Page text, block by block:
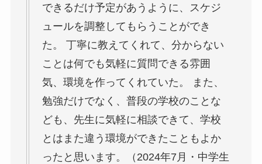
できるだけ予定があうように、スケジ
ュールを調整してもらうことができ
た。 丁寧に教えてくれて、分からない
ことは何でも気軽に質問できる雰囲
気、環境を作ってくれていた。 また、
勉強だけでなく、普段の学校のことな
ども、先生に気軽に相談できて、学校
とはまた違う環境ができたこともよか
ったと思います。（2024年7月・中学生